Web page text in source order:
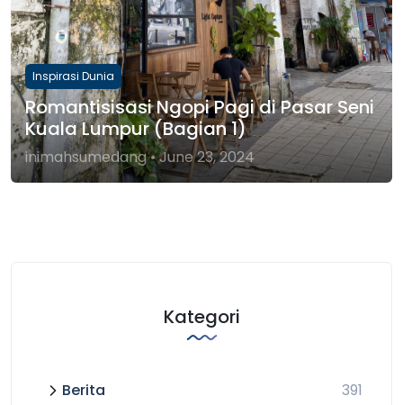
Inspirasi Dunia
Romantisisasi Ngopi Pagi di Pasar Seni
Kuala Lumpur (Bagian 1)
inimahsumedang • June 23, 2024
Kategori
Berita 391